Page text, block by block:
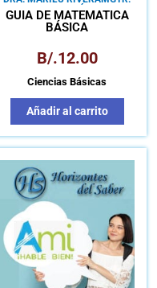
ALEJANDRO HERNÁNDEZMGTR.
PEDRO SALAMANCA
GUÍA DE MATEMÁTICA
BÁSICA
B/.12.00
Ciencias Básicas
Añadir al carrito